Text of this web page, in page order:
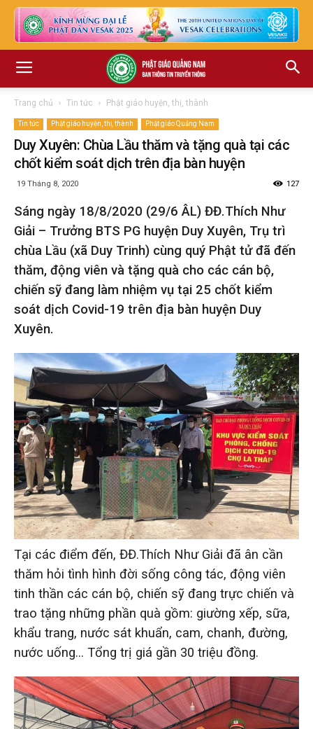
Trang chủ Tin tức Phật giáo huyện, thị, thành
Tin tức Phật giáo huyện, thị, thành Phật giáo Quảng Nam
Duy Xuyên: Chùa Lầu thăm và tặng quà tại các
chốt kiểm soát dịch trên địa bàn huyện
19 Tháng 8, 2020 127
Sáng ngày 18/8/2020 (29/6 ÂL) ĐĐ.Thích Như
Giải – Trưởng BTS PG huyện Duy Xuyên, Trụ trì
chùa Lầu (xã Duy Trinh) cùng quý Phật tử đã đến
thăm, động viên và tặng quà cho các cán bộ,
chiến sỹ đang làm nhiệm vụ tại 25 chốt kiểm
soát dịch Covid-19 trên địa bàn huyện Duy
Xuyên.
Tại các điểm đến, ĐĐ.Thích Như Giải đã ân cần
thăm hỏi tình hình đời sống công tác, động viên
tinh thần các cán bộ, chiến sỹ đang trực chiến và
trao tặng những phần quà gồm: giường xếp, sữa,
khẩu trang, nước sát khuẩn, cam, chanh, đường,
nước uống… Tổng trị giá gần 30 triệu đồng.